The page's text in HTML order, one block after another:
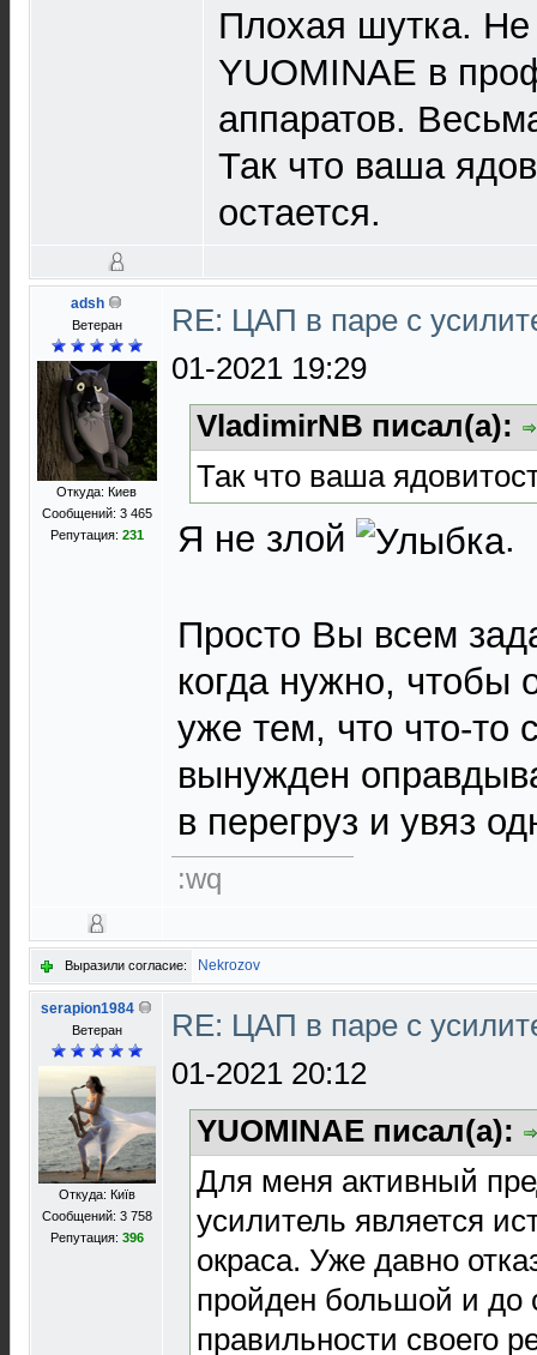
Плохая шутка.
YUOMINAE в
аппаратов.
Так что ваша
остается.
adsh
Ветеран
Откуда: Киев
Сообщений: 3 465
Репутация: 231
RE: ЦАП в паре с
01-2021 19:29
VladimirNB писал(а):
Так что ваша
Я не злой .
Просто Вы всем
когда нужно, чтобы
уже тем, что что-то
вынужден
в перегруз и увяз
:wq
Выразили согласие: Nekrozov
serapion1984
Ветеран
Откуда: Київ
Сообщений: 3 758
Репутация: 396
RE: ЦАП в паре с
01-2021 20:12
YUOMINAE писал(а):
Для меня активный
усилитель является
окраса. Уже давно
пройден большой и до
правильности своего